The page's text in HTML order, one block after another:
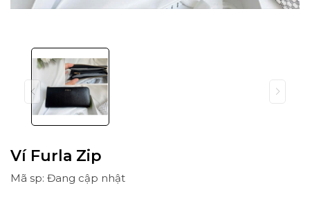
Ví Furla Zip
Mã sp: Đang cập nhật